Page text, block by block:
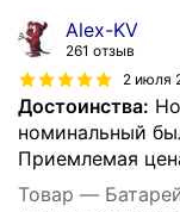
Alex-KV
261 отзыв
2 июля
Достоинства:
номинальный
Приемлемая
Товар —